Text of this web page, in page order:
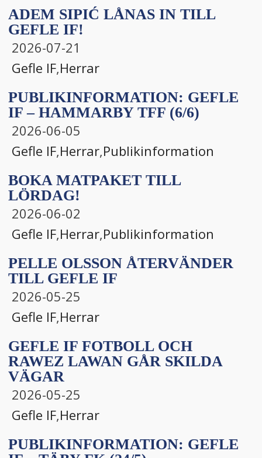
ADEM SIPIĆ LÅNAS IN TILL
GEFLE IF!
2026-07-21
Gefle IF,Herrar
PUBLIKINFORMATION: GEFLE
IF – HAMMARBY TFF (6/6)
2026-06-05
Gefle IF,Herrar,Publikinformation
BOKA MATPAKET TILL
LÖRDAG!
2026-06-02
Gefle IF,Herrar,Publikinformation
PELLE OLSSON ÅTERVÄNDER
TILL GEFLE IF
2026-05-25
Gefle IF,Herrar
GEFLE IF FOTBOLL OCH
RAWEZ LAWAN GÅR SKILDA
VÄGAR
2026-05-25
Gefle IF,Herrar
PUBLIKINFORMATION: GEFLE